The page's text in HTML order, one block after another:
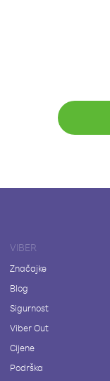
VIBER
Značajke
Blog
Sigurnost
Viber Out
Cijene
Podrška